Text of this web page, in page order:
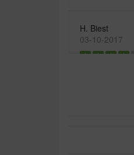
H. Biest
03-10-2017